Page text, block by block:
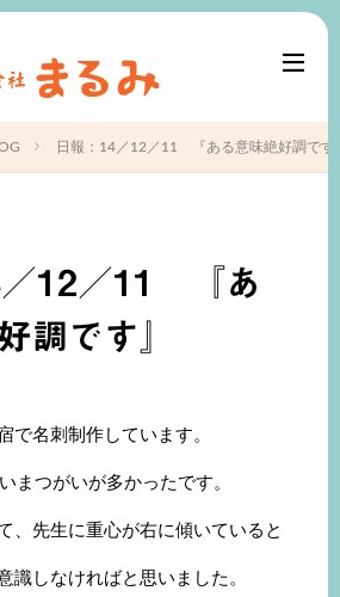
日報：14／12／11 『ある意味絶好調です
／12／11 『あ
調です』
で名刺制作しています。
まつがいが多かったです。
、先生に重心が右に傾いていると
識しなければと思いました。